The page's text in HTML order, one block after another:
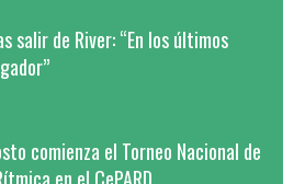
salir de River: “En los últimos
comienza el Torneo Nacional de